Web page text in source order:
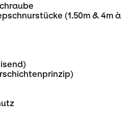
(1.50m & 4m à